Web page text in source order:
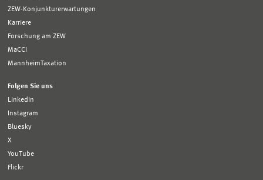
ZEW-Konjunkturerwartungen
Karriere
Forschung am ZEW
MaCCI
MannheimTaxation
Folgen Sie uns
LinkedIn
Instagram
Bluesky
X
YouTube
Flickr